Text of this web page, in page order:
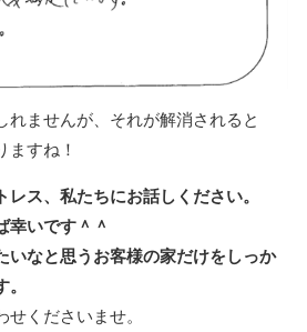
れませんが、それが解消されると
ますね！
ス、私たちにお話しください。
幸いです＾＾
いなと思うお客様の家だけをしっか
くださいませ。